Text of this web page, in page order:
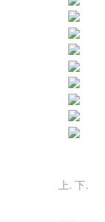
上一篇： 下一篇：